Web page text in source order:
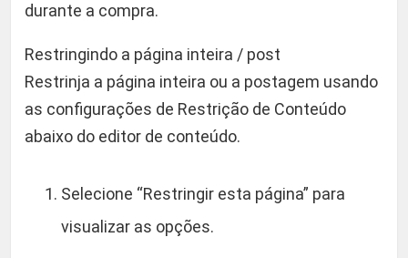
durante a compra.
Restringindo a página inteira / post
Restrinja a página inteira ou a postagem usando
as configurações de Restrição de Conteúdo
abaixo do editor de conteúdo.
Selecione “Restringir esta página” para
visualizar as opções.